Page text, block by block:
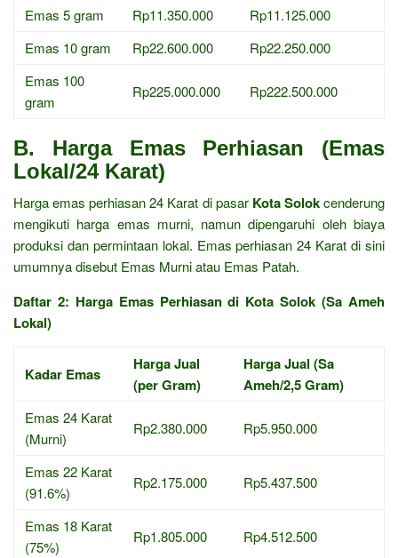
Emas 5 gram
Rp11.350.000
Rp11.125.000
Emas 10 gram
Rp22.600.000
Rp22.250.000
Emas 100
gram
Rp225.000.000 Rp222.500.000
B. Harga Emas Perhiasan (Emas
Lokal/24 Karat)
Harga emas perhiasan 24 Karat di pasar Kota Solokcenderung
mengikuti harga emas murni, namun dipengaruhi oleh biaya
produksi dan permintaan lokal. Emas perhiasan 24 Karat di sini
umumnya disebut Emas Murni atau Emas Patah.
Daftar 2: Harga Emas Perhiasan di Kota Solok (Sa Ameh
Lokal)
Kadar Emas
Harga Jual
(per Gram)
Harga Jual (Sa
Ameh/2,5 Gram)
Emas 24 Karat
(Murni)
Rp2.380.000 Rp5.950.000
Emas 22 Karat
(91.6%)
Rp2.175.000 Rp5.437.500
Emas 18 Karat
(75%)
Rp1.805.000 Rp4.512.500